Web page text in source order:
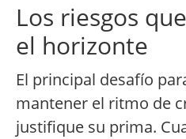
Los riesgos
el horizonte
El principal desafío
mantener el ritmo de
justifique su prima.